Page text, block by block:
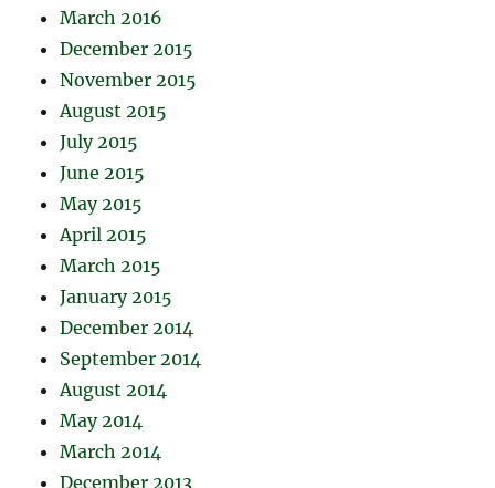
March 2016
December 2015
November 2015
August 2015
July 2015
June 2015
May 2015
April 2015
March 2015
January 2015
December 2014
September 2014
August 2014
May 2014
March 2014
December 2013